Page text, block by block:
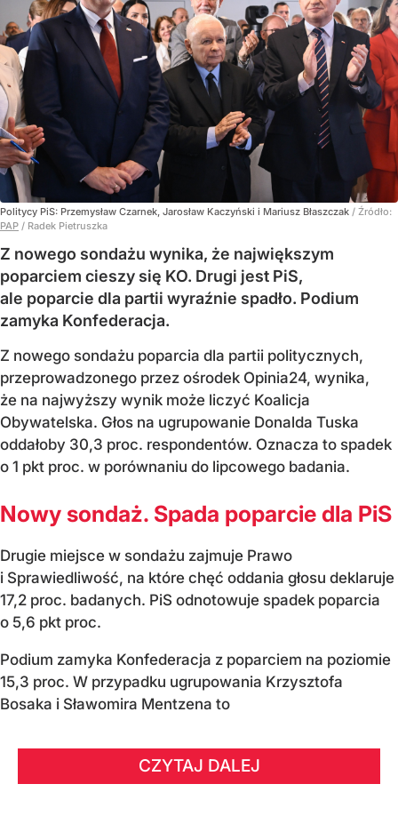
Politycy PiS: Przemysław Czarnek, Jarosław Kaczyński i Mariusz Błaszczak / Źródło:
PAP / Radek Pietruszka
Z nowego sondażu wynika, że największym
poparciem cieszy się KO. Drugi jest PiS,
ale poparcie dla partii wyraźnie spadło. Podium
zamyka Konfederacja.
Z nowego sondażu poparcia dla partii politycznych,
przeprowadzonego przez ośrodek Opinia24, wynika,
że na najwyższy wynik może liczyć Koalicja
Obywatelska. Głos na ugrupowanie Donalda Tuska
oddałoby 30,3 proc. respondentów. Oznacza to spadek
o 1 pkt proc. w porównaniu do lipcowego badania.
Nowy sondaż. Spada poparcie dla PiS
Drugie miejsce w sondażu zajmuje Prawo
i Sprawiedliwość, na które chęć oddania głosu deklaruje
17,2 proc. badanych. PiS odnotowuje spadek poparcia
o 5,6 pkt proc.
Podium zamyka Konfederacja z poparciem na poziomie
15,3 proc. W przypadku ugrupowania Krzysztofa
Bosaka i Sławomira Mentzena to
CZYTAJ DALEJ